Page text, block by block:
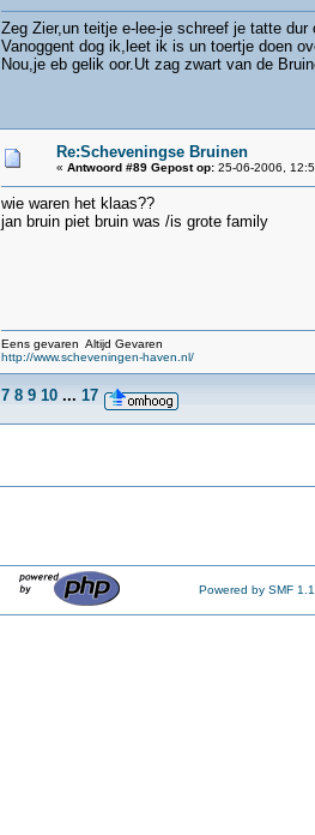
Zeg Zier,un teitje e-lee-je schreef je tatte
Vanoggent dog ik,leet ik is un toertje doen
Nou,je eb gelik oor.Ut zag zwart van de
Re:Scheveningse Bruinen
« Antwoord #89 Gepost op:25-06-2006,
wie waren het klaas??
jan bruin piet bruin was /is grote family
Eens gevaren Altijd Gevaren
http://www.scheveningen-haven.nl/
7 8 9 10 ... 17
Powered by SMF